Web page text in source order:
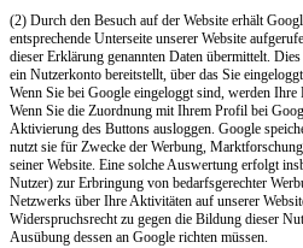
(2) Durch den Besuch auf der Website erhält
entsprechende Unterseite unserer Website
dieser Erklärung genannten Daten übermittelt.
ein Nutzerkonto bereitstellt, über das Sie
Wenn Sie bei Google eingeloggt sind, werden
Wenn Sie die Zuordnung mit Ihrem Profil bei
Aktivierung des Buttons ausloggen. Google
nutzt sie für Zwecke der Werbung,
seiner Website. Eine solche Auswertung erfolgt
Nutzer) zur Erbringung von bedarfsgerechter
Netzwerks über Ihre Aktivitäten auf unserer
Widerspruchsrecht zu gegen die Bildung dieser
Ausübung dessen an Google richten müssen.